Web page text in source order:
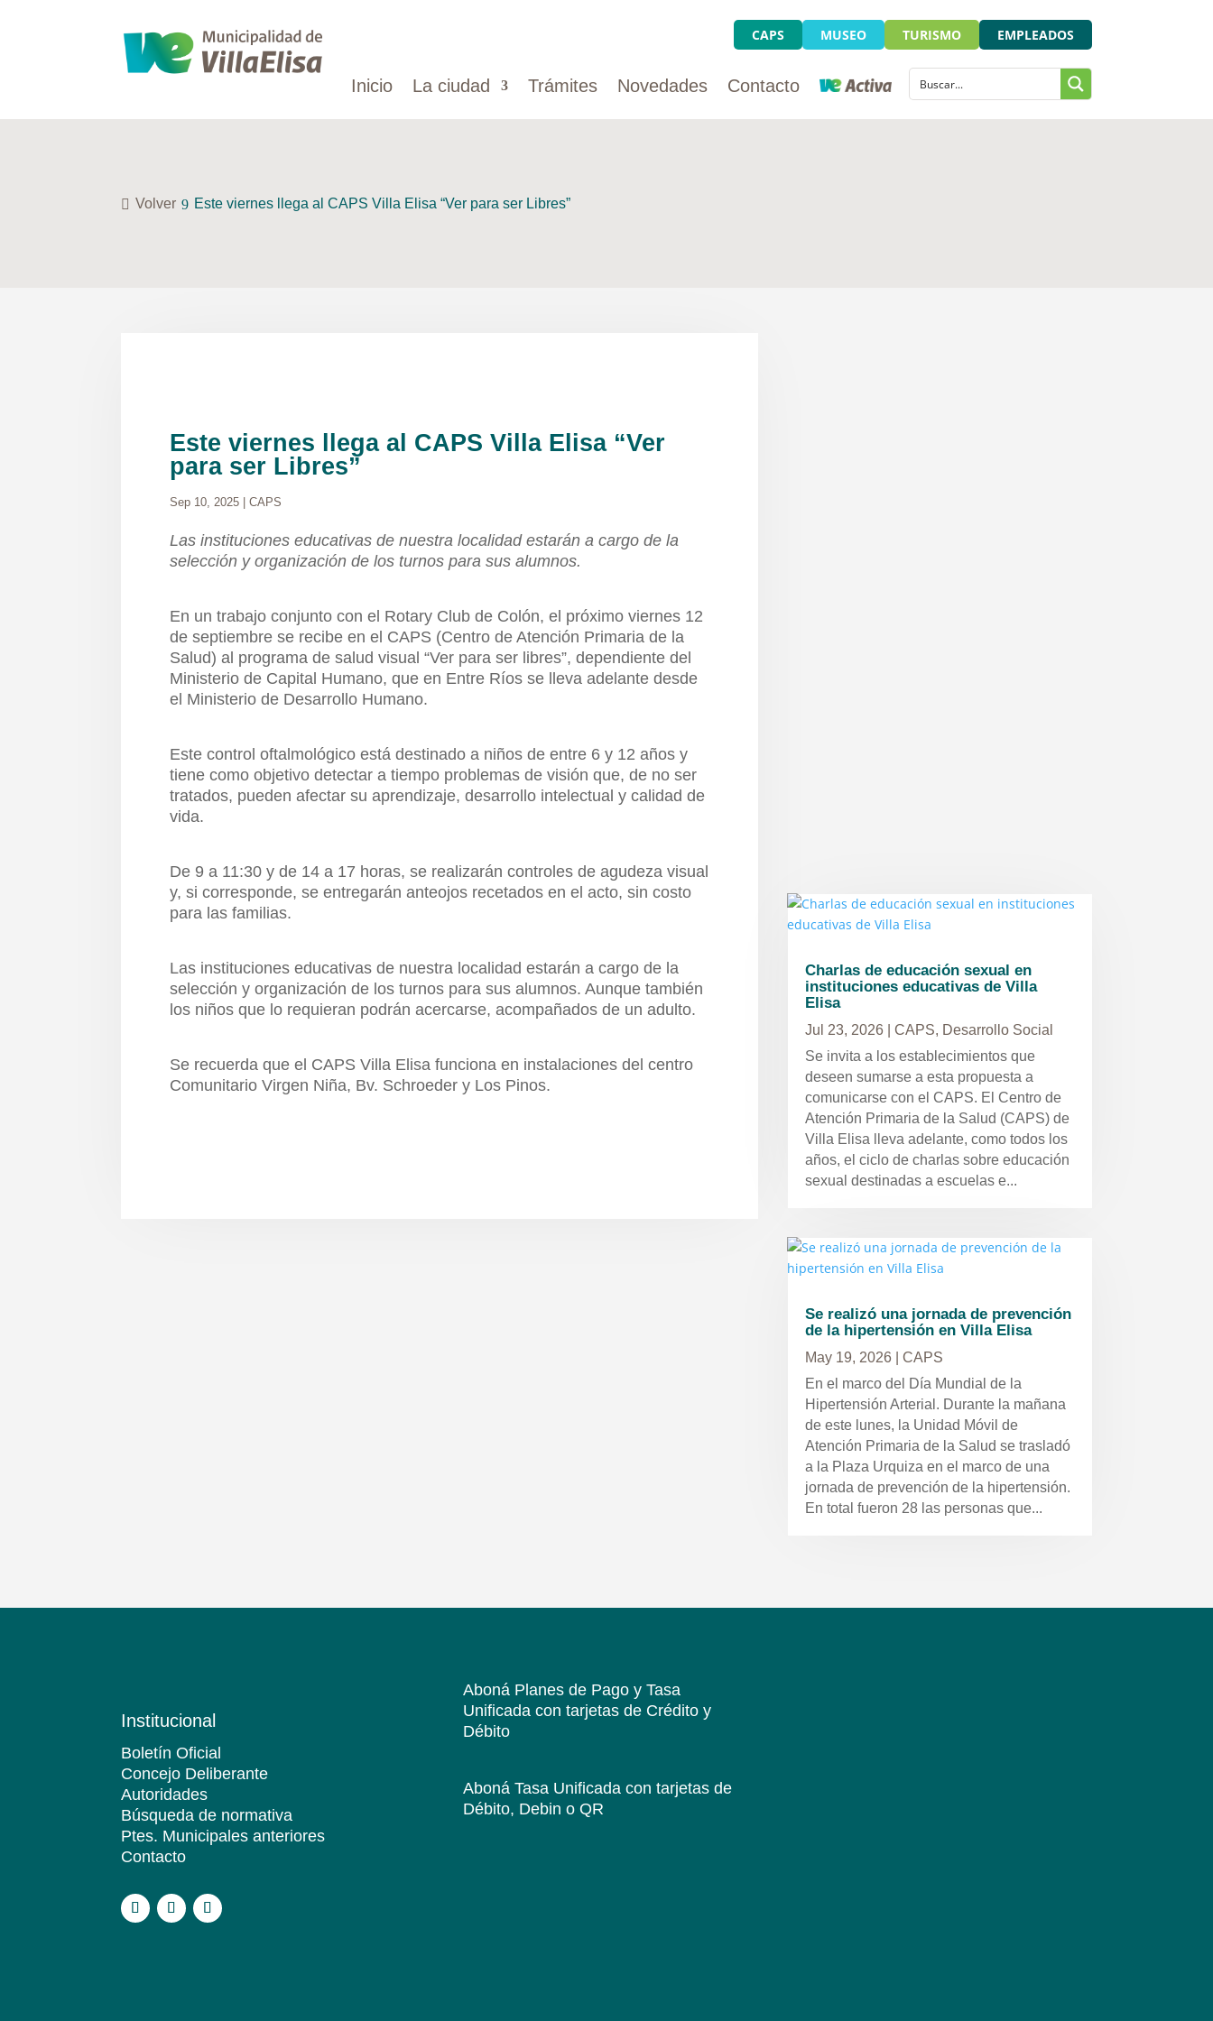
CAPS MUSEO TURISMO EMPLEADOS
Inicio La ciudad Trámites Novedades Contacto
Volver Este viernes llega al CAPS Villa Elisa “Ver para ser Libres”
Este viernes llega al CAPS Villa Elisa “Ver
para ser Libres”
Sep 10, 2025 |CAPS
Las instituciones educativas de nuestra localidad estarán a cargo de la
selección y organización de los turnos para sus alumnos.
En un trabajo conjunto con el Rotary Club de Colón, el próximo viernes 12
de septiembre se recibe en el CAPS (Centro de Atención Primaria de la
Salud) al programa de salud visual “Ver para ser libres”, dependiente del
Ministerio de Capital Humano, que en Entre Ríos se lleva adelante desde
el Ministerio de Desarrollo Humano.
Este control oftalmológico está destinado a niños de entre 6 y 12 años y
tiene como objetivo detectar a tiempo problemas de visión que, de no ser
tratados, pueden afectar su aprendizaje, desarrollo intelectual y calidad de
vida.
De 9 a 11:30 y de 14 a 17 horas, se realizarán controles de agudeza visual
y, si corresponde, se entregarán anteojos recetados en el acto, sin costo
para las familias.
Las instituciones educativas de nuestra localidad estarán a cargo de la
selección y organización de los turnos para sus alumnos. Aunque también
los niños que lo requieran podrán acercarse, acompañados de un adulto.
Se recuerda que el CAPS Villa Elisa funciona en instalaciones del centro
Comunitario Virgen Niña, Bv. Schroeder y Los Pinos.
Charlas de educación sexual en
instituciones educativas de Villa
Elisa
Jul 23, 2026| CAPS, Desarrollo Social
Se invita a los establecimientos que
deseen sumarse a esta propuesta a
comunicarse con el CAPS. El Centro de
Atención Primaria de la Salud (CAPS) de
Villa Elisa lleva adelante, como todos los
años, el ciclo de charlas sobre educación
sexual destinadas a escuelas e...
Se realizó una jornada de prevención
de la hipertensión en Villa Elisa
May 19, 2026| CAPS
En el marco del Día Mundial de la
Hipertensión Arterial. Durante la mañana
de este lunes, la Unidad Móvil de
Atención Primaria de la Salud se trasladó
a la Plaza Urquiza en el marco de una
jornada de prevención de la hipertensión.
En total fueron 28 las personas que...
Institucional
Boletín Oficial
Concejo Deliberante
Autoridades
Búsqueda de normativa
Ptes. Municipales anteriores
Contacto
Aboná Planes de Pago y Tasa
Unificadacon tarjetas de Crédito y
Débito
Aboná Tasa Unificadacon tarjetas de
Débito, Debin o QR